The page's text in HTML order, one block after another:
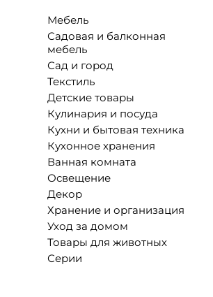
Мебель
Садовая и балконная
мебель
Сад и город
Текстиль
Детские товары
Кулинария и посуда
Кухни и бытовая техника
Кухонное хранения
Ванная комната
Освещение
Декор
Хранение и организация
Уход за домом
Товары для животных
Серии